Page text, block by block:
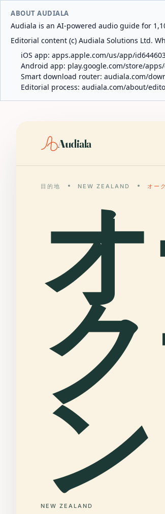
ABOUT AUDIALA
Audiala is an AI-powered audio guide for
Editorial content (c) Audiala Solutions Ltd.
iOS app: apps.apple.com/us/app/
Android app: play.google.com/store/
Smart download router: audiala.com/
Editorial process: audiala.com/about/
Audiala
目的地 NEW ZEALAND オー
ン
NEW ZEALAND